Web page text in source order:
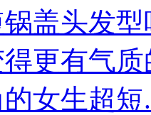
盖头发
更有气
女生超短